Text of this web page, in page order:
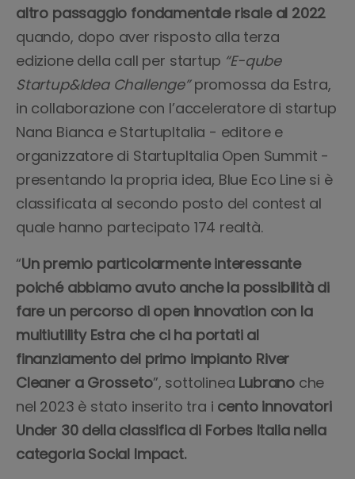
altro passaggio fondamentale risale al 2022
quando, dopo aver risposto alla terza
edizione della call per startup “E-qube
Startup&Idea Challenge”promossa da Estra,
in collaborazione con l’acceleratore di startup
Nana Bianca e StartupItalia - editore e
organizzatore di StartupItalia Open Summit -
presentando la propria idea, Blue Eco Line si è
classificata al secondo posto del contest al
quale hanno partecipato 174 realtà.
“Un premio particolarmente interessante
poiché abbiamo avuto anche la possibilità di
fare un percorso di open innovation con la
multiutility Estra che ci ha portati al
finanziamento del primo impianto River
Cleaner a Grosseto”, sottolinea Lubrano che
nel 2023 è stato inserito tra i cento innovatori
Under 30 della classifica di Forbes Italia nella
categoria Social Impact.